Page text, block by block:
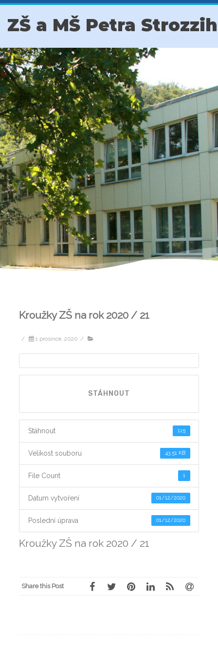
ZŠ a MŠ Petra
Kroužky ZŠ na rok 2020 / 21
/ 1 prosince, 2020 /
STÁHNOUT
Stáhnout 115
Velikost souboru 43.51 KB
File Count 1
Datum vytvoření 01/12/2020
Poslední úprava 01/12/2020
Kroužky ZŠ na rok 2020 / 21
Share this Post